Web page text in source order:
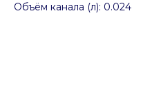
Объём канала (л): 0.024